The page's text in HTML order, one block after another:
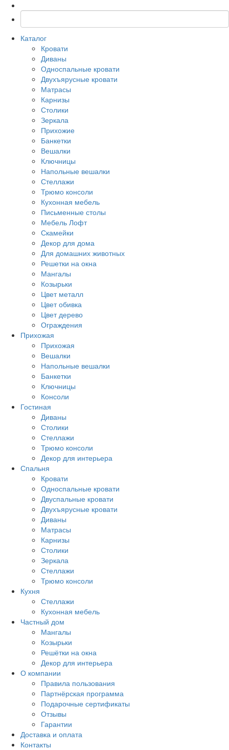
Каталог
Кровати
Диваны
Односпальные кровати
Двухъярусные кровати
Матрасы
Карнизы
Столики
Зеркала
Прихожие
Банкетки
Вешалки
Ключницы
Напольные вешалки
Стеллажи
Трюмо консоли
Кухонная мебель
Письменные столы
Мебель Лофт
Скамейки
Декор для дома
Для домашних животных
Решетки на окна
Мангалы
Козырьки
Цвет металл
Цвет обивка
Цвет дерево
Ограждения
Прихожая
Прихожая
Вешалки
Напольные вешалки
Банкетки
Ключницы
Консоли
Гостиная
Диваны
Столики
Стеллажи
Трюмо консоли
Декор для интерьера
Спальня
Кровати
Односпальные кровати
Двуспальные кровати
Двухъярусные кровати
Диваны
Матрасы
Карнизы
Столики
Зеркала
Стеллажи
Трюмо консоли
Кухня
Стеллажи
Кухонная мебель
Частный дом
Мангалы
Козырьки
Решётки на окна
Декор для интерьера
О компании
Правила пользования
Партнёрская программа
Подарочные сертификаты
Отзывы
Гарантии
Доставка и оплата
Контакты